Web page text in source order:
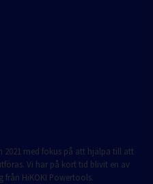
2021 med fokus på att hjälpa till att
Vi har på kort tid blivit en av
från HiKOKI Powertools.